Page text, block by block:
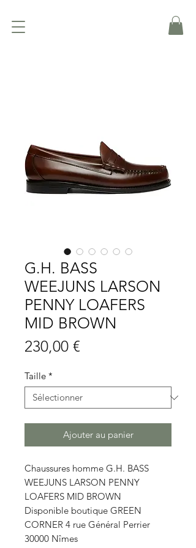
G.H. BASS
WEEJUNS LARSON
PENNY LOAFERS
MID BROWN
230,00 €
Taille *
Ajouter au panier
Chaussures homme G.H. BASS
WEEJUNS LARSON PENNY
LOAFERS MID BROWN
Disponible boutique GREEN
CORNER 4 rue Général Perrier
30000 Nîmes